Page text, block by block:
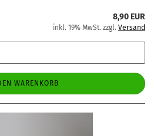
8,90 EUR
inkl. 19% MwSt. zzgl. Versand
WARENKORB